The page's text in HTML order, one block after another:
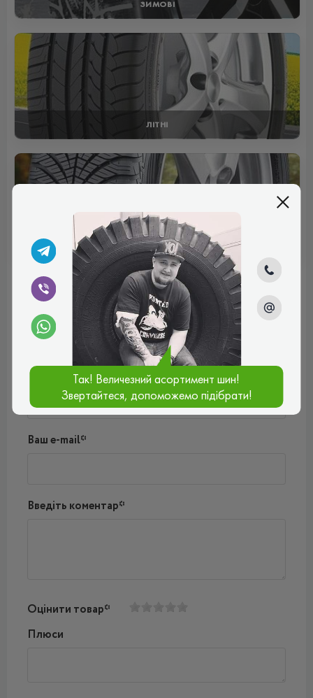
ЗИМОВІ
ЛІТНІ
ВСЕСЕЗОННІ
Відгуки (0)
Поки немає коментарів
Написати коментар
Ім'я*
Ваш e-mail*
Введіть коментар*
Оцінити товар*
Плюси
Так! Величезний асортимент шин!
Звертайтеся, допоможемо підібрати!